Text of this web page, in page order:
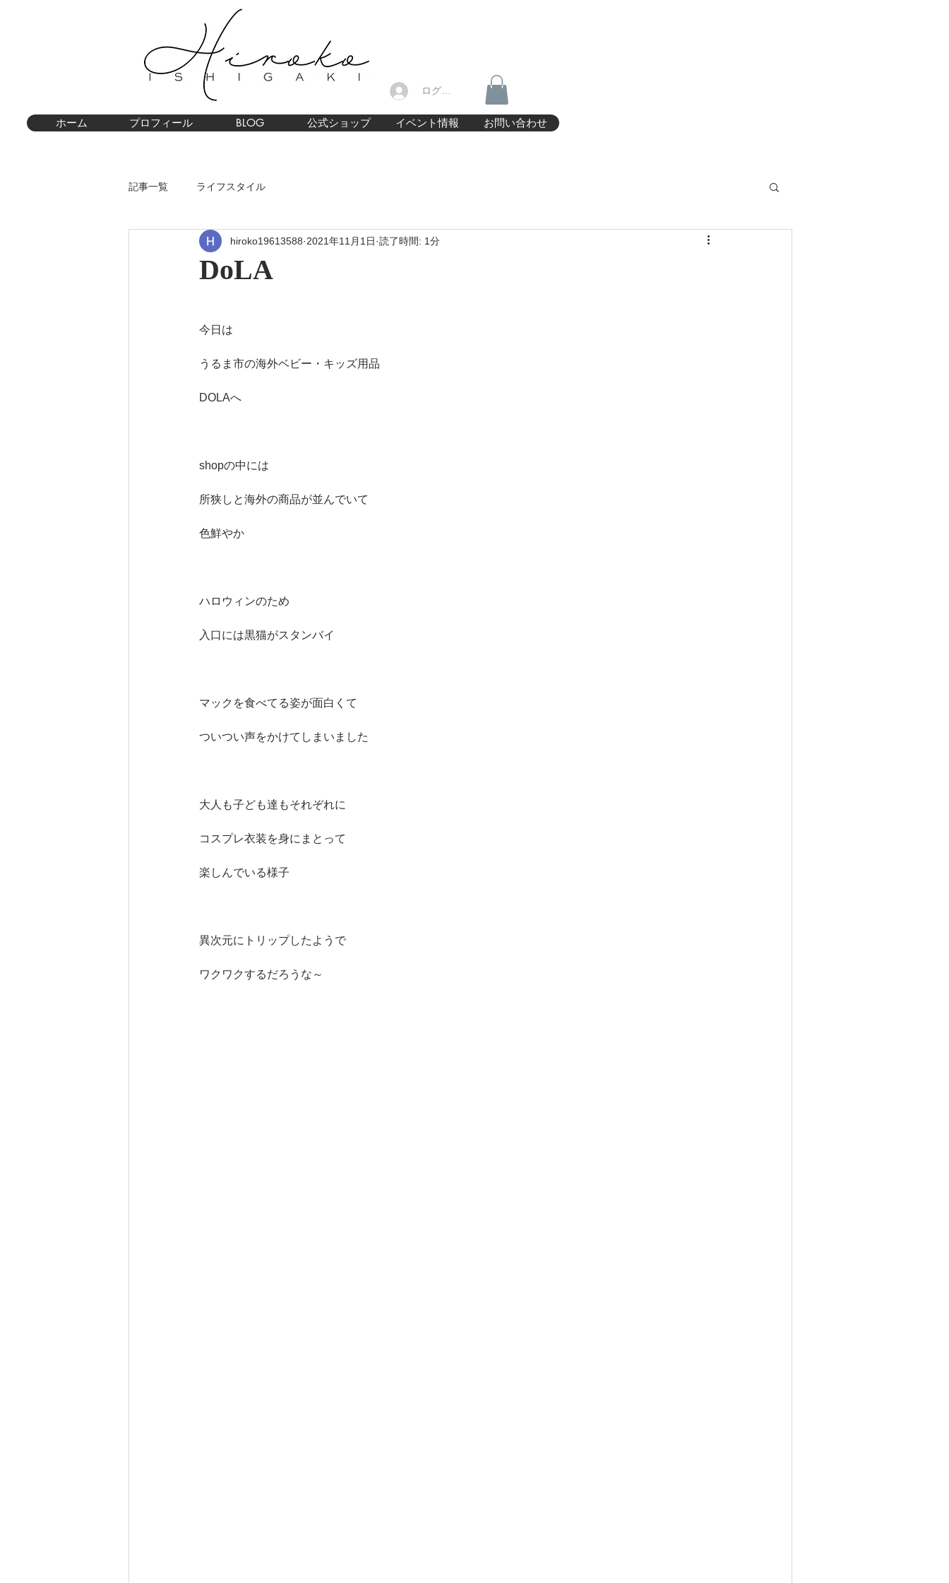
ログイン
ホーム プロフィール BLOG 公式ショップ イベント情報 お問い合わせ
記事一覧 ライフスタイル
DoLA
hiroko19613588 2021年11月1日 読了時間: 1分
今日は
うるま市の海外ベビー・キッズ用品
DOLAへ
shopの中には
所狭しと海外の商品が並んでいて
色鮮やか
ハロウィンのため
入口には黒猫がスタンバイ
マックを食べてる姿が面白くて
ついつい声をかけてしまいました
大人も子ども達もそれぞれに
コスプレ衣装を身にまとって
楽しんでいる様子
異次元にトリップしたようで
ワクワクするだろうな～